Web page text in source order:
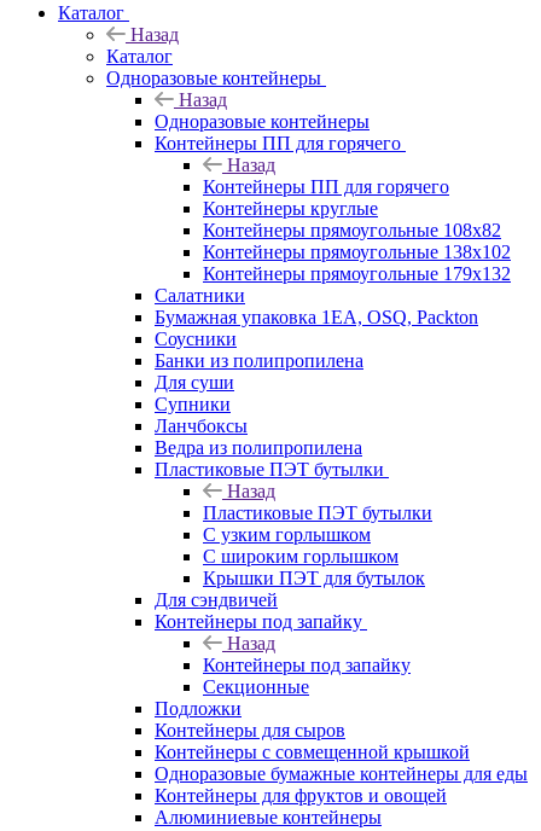
Каталог
Назад
Каталог
Одноразовые контейнеры
Назад
Одноразовые контейнеры
Контейнеры ПП для горячего
Назад
Контейнеры ПП для горячего
Контейнеры круглые
Контейнеры прямоугольные 108х82
Контейнеры прямоугольные 138х102
Контейнеры прямоугольные 179х132
Салатники
Бумажная упаковка 1ЕА, OSQ, Packton
Соусники
Банки из полипропилена
Для суши
Супники
Ланчбоксы
Ведра из полипропилена
Пластиковые ПЭТ бутылки
Назад
Пластиковые ПЭТ бутылки
С узким горлышком
С широким горлышком
Крышки ПЭТ для бутылок
Для сэндвичей
Контейнеры под запайку
Назад
Контейнеры под запайку
Секционные
Подложки
Контейнеры для сыров
Контейнеры с совмещенной крышкой
Одноразовые бумажные контейнеры для еды
Контейнеры для фруктов и овощей
Алюминиевые контейнеры